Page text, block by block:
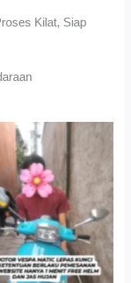
Kilat, Siap
Jemput Kendaraan